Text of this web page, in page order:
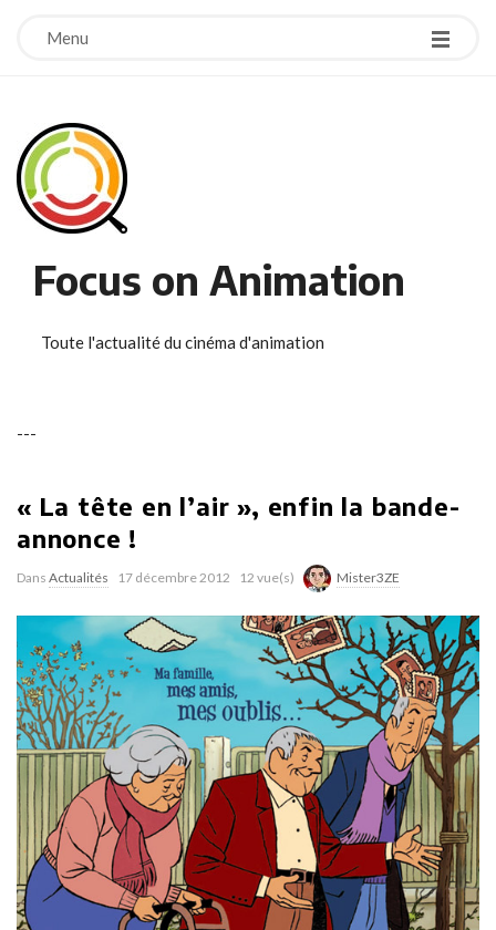
Menu
Focus on Animation
Toute l'actualité du cinéma d'animation
---
« La tête en l’air », enfin la bande-
annonce !
Dans Actualités 17 décembre 2012 12 vue(s) Mister3ZE